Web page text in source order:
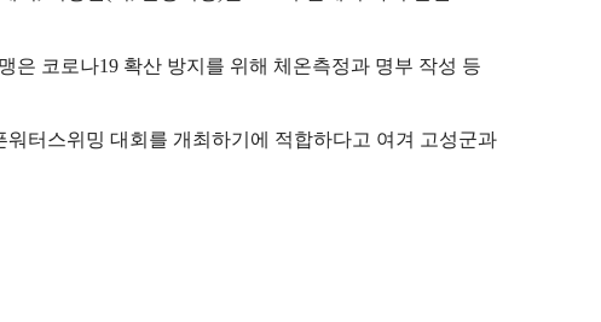
은 코로나19 확산 방지를 위해 체온측정과 명부 작성 등
터스위밍 대회를 개최하기에 적합하다고 여겨 고성군과